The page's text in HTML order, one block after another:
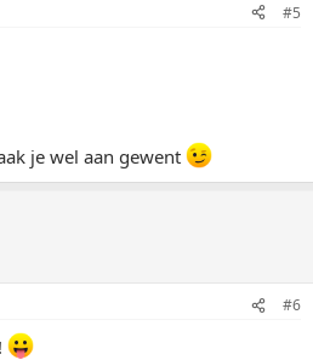
#5
je wel aan gewent
#6